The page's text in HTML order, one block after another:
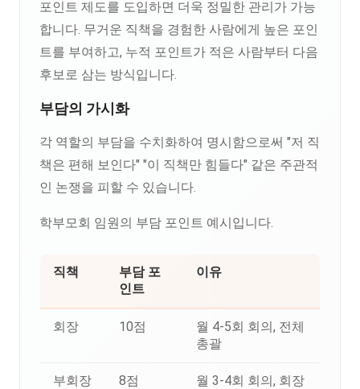
포인트 제도를 도입하면 더욱 정밀한 관리가 가능
합니다. 무거운 직책을 경험한 사람에게 높은 포인
트를 부여하고, 누적 포인트가 적은 사람부터 다음
후보로 삼는 방식입니다.
부담의 가시화
각 역할의 부담을 수치화하여 명시함으로써 "저 직
책은 편해 보인다" "이 직책만 힘들다" 같은 주관적
인 논쟁을 피할 수 있습니다.
학부모회 임원의 부담 포인트 예시입니다.
직책
부담 포
인트
이유
회장 10점
월 4-5회 회의, 전체
총괄
부회장 8점
월 3-4회 회의, 회장